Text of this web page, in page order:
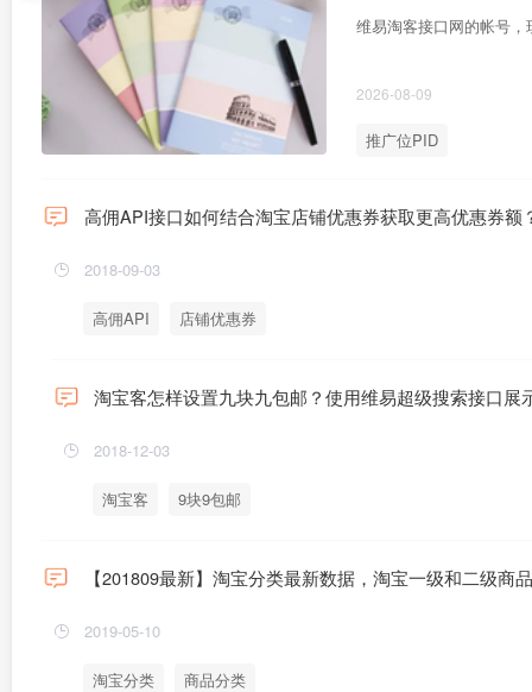
维易淘客接口网的帐号
2026-08-09
推广位PID
高佣API接口如何结合淘宝店铺优惠券获取更高优惠券额
2018-09-03
高佣API 店铺优惠券
淘宝客怎样设置九块九包邮？使用维易超级搜索接口展
2018-12-03
淘宝客 9块9包邮
【201809最新】淘宝分类最新数据，淘宝一级和二级商
2019-05-10
淘宝分类 商品分类